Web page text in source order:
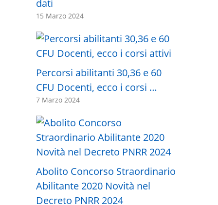
dati
15 Marzo 2024
Percorsi abilitanti 30,36 e 60
CFU Docenti, ecco i corsi …
7 Marzo 2024
Abolito Concorso Straordinario
Abilitante 2020 Novità nel
Decreto PNRR 2024